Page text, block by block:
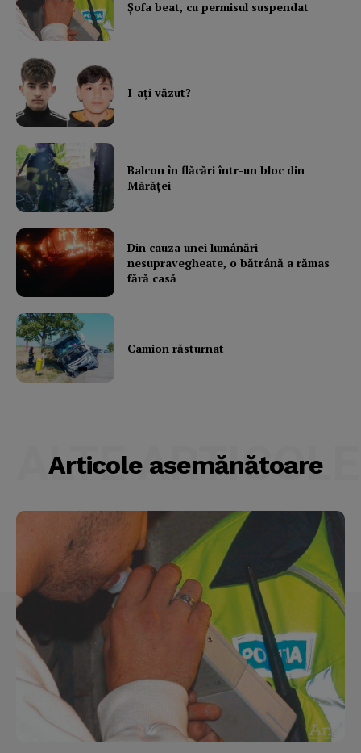
Şofa beat, cu permisul suspendat
I-aţi văzut?
Balcon în flăcări într-un bloc din
Mărăţei
Din cauza unei lumânări
nesupravegheate, o bătrână a rămas
fără casă
Camion răsturnat
Articole asemănătoare
ALTE ARTICOLE